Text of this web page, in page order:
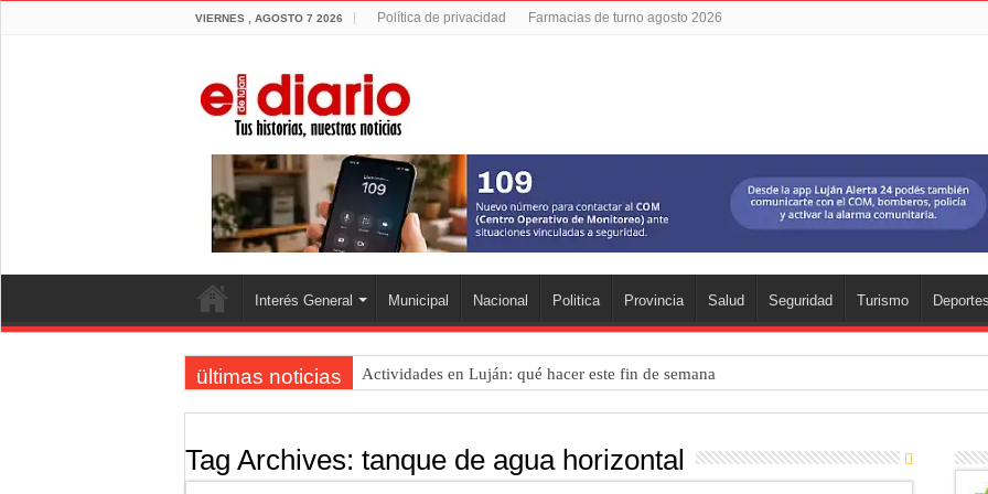
VIERNES , AGOSTO 7 2026 Política de privacidad Farmacias de turno agosto 2026
Interés General Municipal Nacional Politica Provincia Salud Seguridad Turismo
ültimas noticias Actividades en Luján: qué hacer este fin de semana
Salud mental: Luján puso el bienestar emocional en el centro del deporte
Turismo en Luján: las vacaciones de invierno impulsaron la actividad con miles de
Ronda de Negocios: Luján reunió a pymes bonaerenses con compradores de siete países
Tag Archives: tanque de agua horizontal